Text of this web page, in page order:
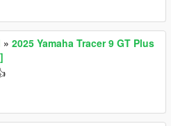
» 2025 Yamaha Tracer 9 GT Plus